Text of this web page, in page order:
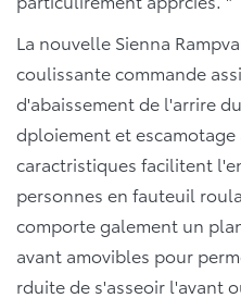
La nouvelle Sienna
coulissante commande
d'abaissement de l'arrire
dploiement et
caractristiques facilitent
personnes en fauteuil
comporte galement un
avant amovibles pour
rduite de s'asseoir l'avant